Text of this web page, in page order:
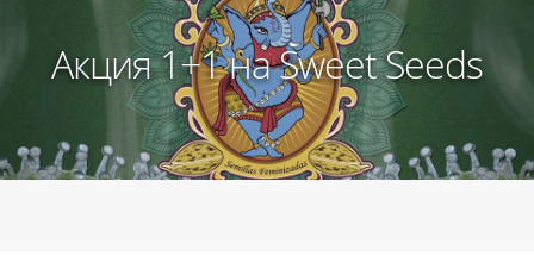
Акция 1+1 на Sweet Seeds